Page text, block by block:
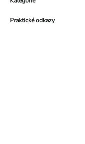
Praktické odkazy